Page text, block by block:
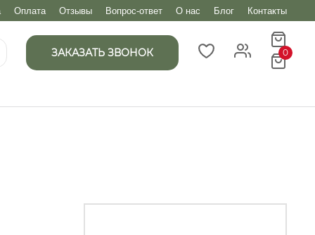
Оплата Отзывы Вопрос-ответ О нас Блог Контакты
ЗАКАЗАТЬ ЗВОНОК 0